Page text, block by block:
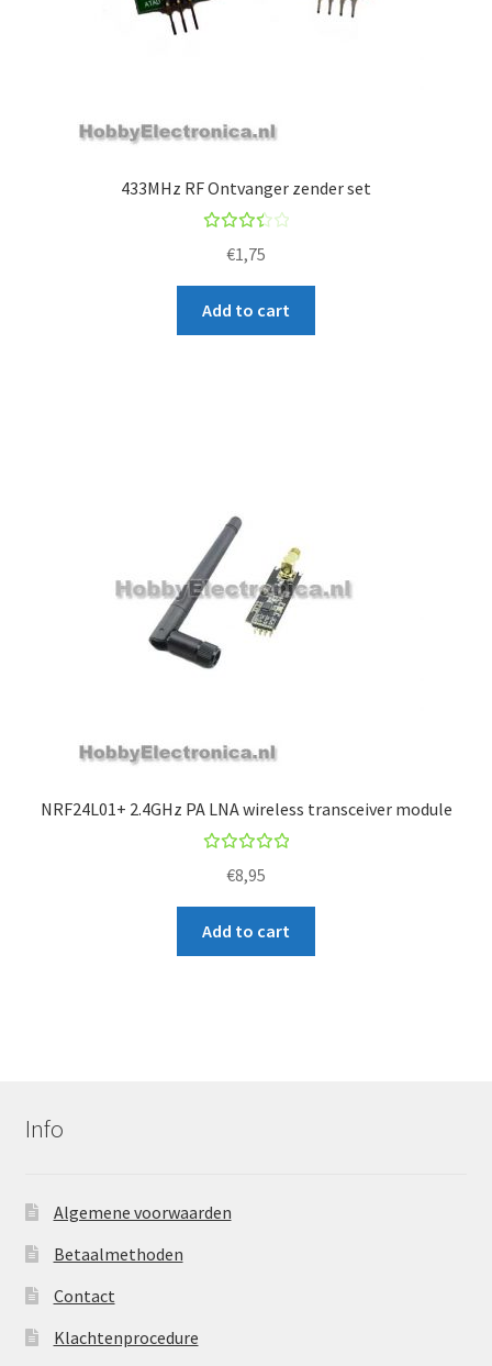
433MHz RF Ontvanger zender set
3.50
of 5
€1,75
Add to cart
NRF24L01+ 2.4GHz PA LNA wireless transceiver module
out
€8,95
Add to cart
Info
Algemene voorwaarden
Betaalmethoden
Contact
Klachtenprocedure